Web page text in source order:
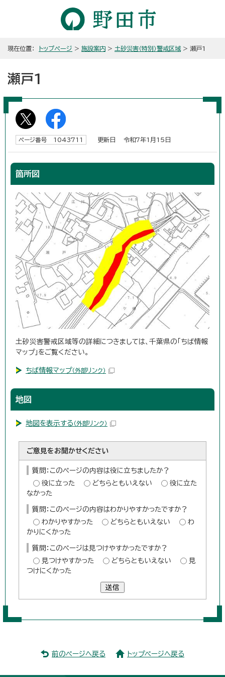
現在位置： トップページ > 施設案内 > 土砂災害（特別）警戒区域 > 瀬戸1
瀬戸1
ページ番号 1043711 更新日 令和7年1月15日
箇所図
土砂災害警戒区域等の詳細につきましては、千葉県の「ちば情報
マップ」をご覧ください。
ちば情報マップ（外部リンク）
地図
地図を表示する （外部リンク）
ご意見をお聞かせください
質問：このページの内容は役に立ちましたか？
役に立った
どちらともいえない
役に立た
なかった
質問：このページの内容はわかりやすかったですか？
わかりやすかった
どちらともいえない
わ
かりにくかった
質問：このページは見つけやすかったですか？
見つけやすかった
どちらともいえない
見
つけにくかった
送信
前のページへ戻る トップページへ戻る